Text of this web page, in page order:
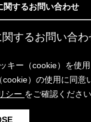
関するお問い合わせ
するお問い合わ
ます。
キー（cookie）を使用
）の使用に同意
シー をご確認ください